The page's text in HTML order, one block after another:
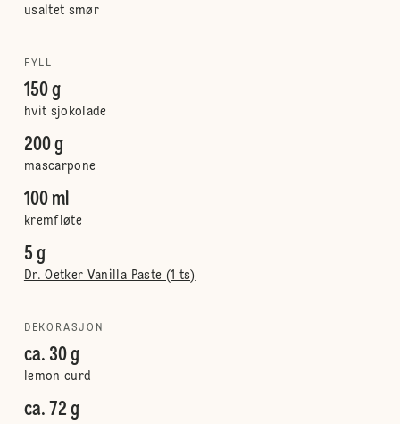
usaltet smør
FYLL
150 g
hvit sjokolade
200 g
mascarpone
100 ml
kremfløte
5 g
Dr. Oetker Vanilla Paste (1 ts)
DEKORASJON
ca. 30 g
lemon curd
ca. 72 g